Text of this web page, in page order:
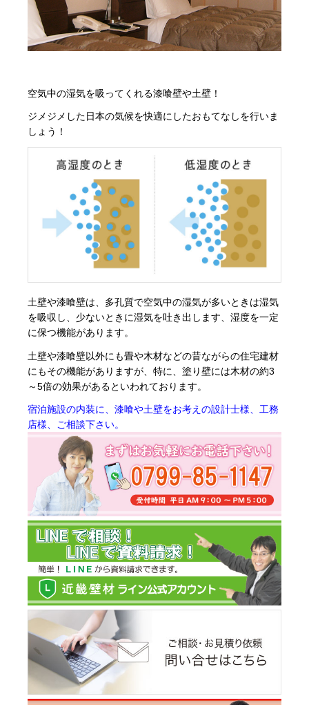
空気中の湿気を吸ってくれる漆喰壁や土壁！
ジメジメした日本の気候を快適にしたおもてなしを行いま
しょう！
土壁や漆喰壁は、多孔質で空気中の湿気が多いときは湿気
を吸収し、少ないときに湿気を吐き出します、湿度を一定
に保つ機能があります。
土壁や漆喰壁以外にも畳や木材などの昔ながらの住宅建材
にもその機能がありますが、特に、塗り壁には木材の約3
～5倍の効果があるといわれております。
宿泊施設の内装に、漆喰や土壁をお考えの設計士様、工務
店様、ご相談下さい。